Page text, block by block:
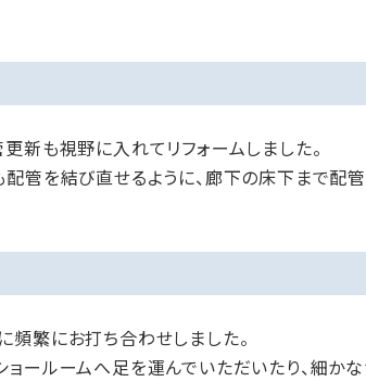
新も視野に入れてリフォームしました。
管を結び直せるように、廊下の床下まで配
繁にお打ち合わせしました。
ールームへ足を運んでいただいたり、細か